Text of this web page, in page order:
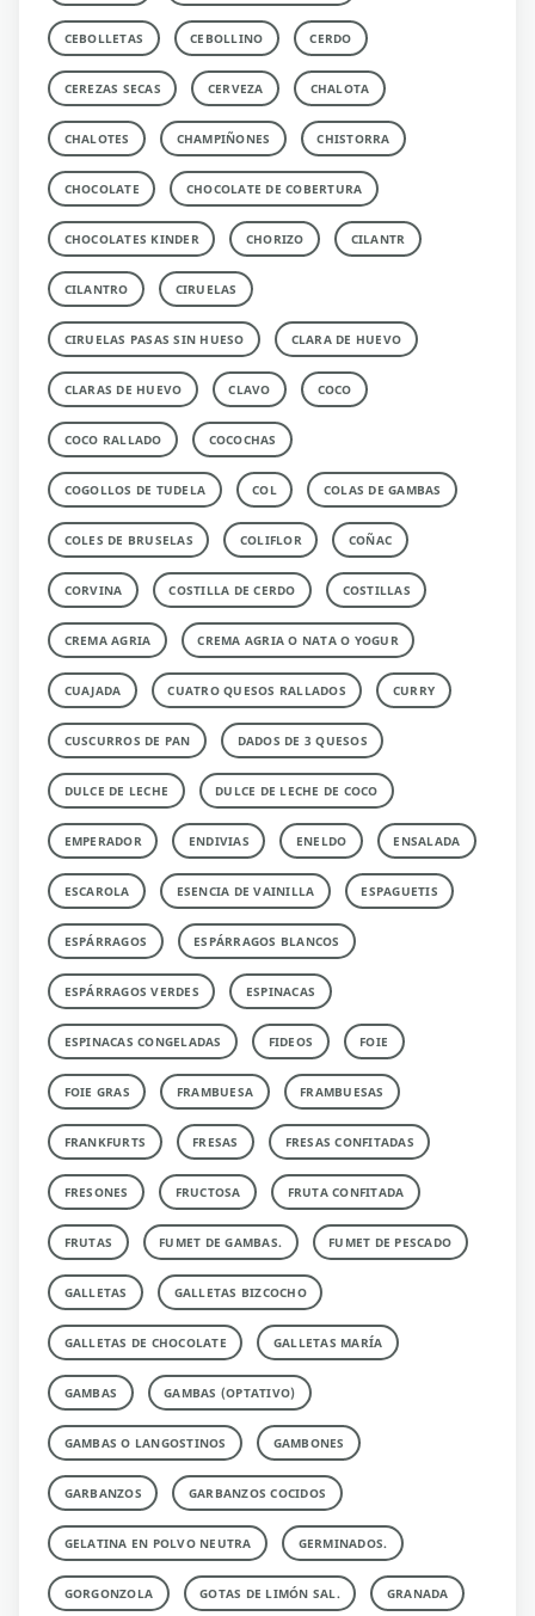
CEBOLLETAS CEBOLLINO CERDO
CEREZAS SECAS CERVEZA CHALOTA
CHALOTES CHAMPIÑONES CHISTORRA
CHOCOLATE CHOCOLATE DE COBERTURA
CHOCOLATES KINDER CHORIZO CILANTR
CILANTRO CIRUELAS
CIRUELAS PASAS SIN HUESO CLARA DE HUEVO
CLARAS DE HUEVO CLAVO COCO
COCO RALLADO COCOCHAS
COGOLLOS DE TUDELA COL COLAS DE GAMBAS
COLES DE BRUSELAS COLIFLOR COÑAC
CORVINA COSTILLA DE CERDO COSTILLAS
CREMA AGRIA CREMA AGRIA O NATA O YOGUR
CUAJADA CUATRO QUESOS RALLADOS CURRY
CUSCURROS DE PAN DADOS DE 3 QUESOS
DULCE DE LECHE DULCE DE LECHE DE COCO
EMPERADOR ENDIVIAS ENELDO ENSALADA
ESCAROLA ESENCIA DE VAINILLA ESPAGUETIS
ESPÁRRAGOS ESPÁRRAGOS BLANCOS
ESPÁRRAGOS VERDES ESPINACAS
ESPINACAS CONGELADAS FIDEOS FOIE
FOIE GRAS FRAMBUESA FRAMBUESAS
FRANKFURTS FRESAS FRESAS CONFITADAS
FRESONES FRUCTOSA FRUTA CONFITADA
FRUTAS FUMET DE GAMBAS. FUMET DE PESCADO
GALLETAS GALLETAS BIZCOCHO
GALLETAS DE CHOCOLATE GALLETAS MARÍA
GAMBAS GAMBAS (OPTATIVO)
GAMBAS O LANGOSTINOS GAMBONES
GARBANZOS GARBANZOS COCIDOS
GELATINA EN POLVO NEUTRA GERMINADOS.
GORGONZOLA GOTAS DE LIMÓN SAL. GRANADA